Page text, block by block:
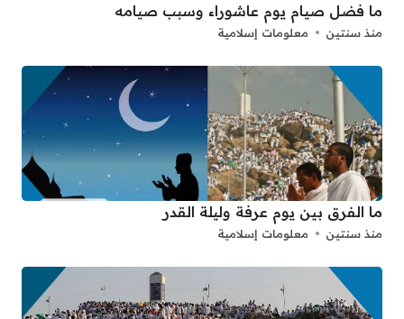
ما فضل صيام يوم عاشوراء وسبب صيامه
منذ سنتين معلومات إسلامية
ما الفرق بين يوم عرفة وليلة القدر
منذ سنتين معلومات إسلامية